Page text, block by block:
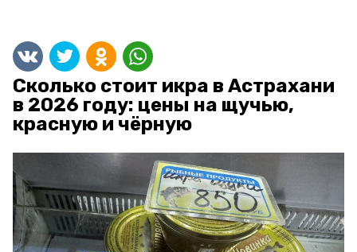
Сколько стоит икра в Астрахани
в 2026 году: цены на щучью,
красную и чёрную